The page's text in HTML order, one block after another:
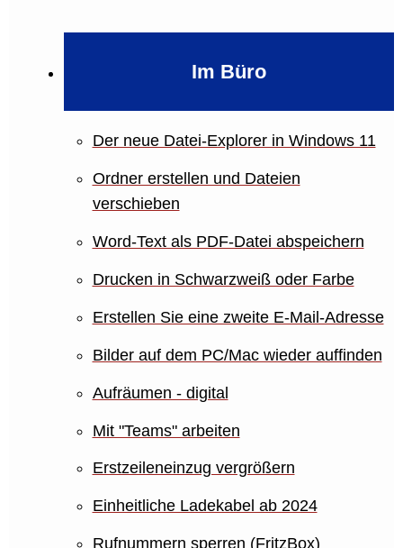
Im Büro
Der neue Datei-Explorer in Windows 11
Ordner erstellen und Dateien
verschieben
Word-Text als PDF-Datei abspeichern
Drucken in Schwarzweiß oder Farbe
Erstellen Sie eine zweite E-Mail-Adresse
Bilder auf dem PC/Mac wieder auffinden
Aufräumen - digital
Mit "Teams" arbeiten
Erstzeileneinzug vergrößern
Einheitliche Ladekabel ab 2024
Rufnummern sperren (FritzBox)